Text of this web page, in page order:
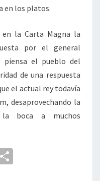
en los platos.
la Carta Magna la
por el general
piensa el pueblo del
de una respuesta
el actual rey todavía
desaprovechando la
la boca a muchos
Pr